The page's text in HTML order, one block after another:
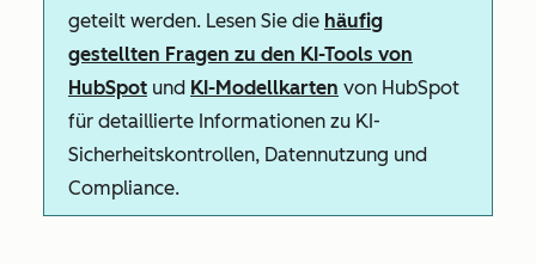
geteilt werden. Lesen Sie die häufig
gestellten Fragen zu den KI-Tools von
HubSpot und KI-Modellkarten von HubSpot
für detaillierte Informationen zu KI-
Sicherheitskontrollen, Datennutzung und
Compliance.